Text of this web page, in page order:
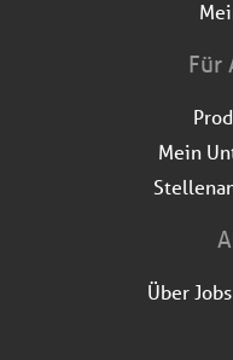
Für
Mein
Über